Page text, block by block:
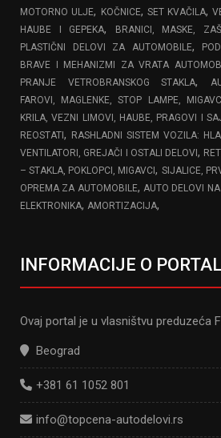
MOTORNO ULJE, KOČNICE, SET KVAČILA,
HAUBE I GEPEKA,
BRANICI, MASKE,
PLASTIČNI DELOVI ZA AUTOMOBILE,
BRAVE I MEHANIZMI ZA VRATA
PRANJE VETROBRANSKOG STAKLA,
FAROVI, MAGLENKE, STOP LAMPE,
KRILA, VEZNI LIMOVI, HAUBE, PRAGOVI I
REOSTATI, RASHLADNI SISTEM VOZILA:
VENTILATORI, GREJAČI I OSTALI DELOVI,
– STAKLA, POKLOPCI, MIGAVCI, SIJALICE,
OPREMA ZA AUTOMOBILE,AUTO DELOVI
ELEKTRONIKA, AMORTIZACIJA,
INFORMACIJE O
Ovaj portal je u vlasništvu preduzeća
Beograd
+381 61 1052 801
info@topcena-autodelovi.rs